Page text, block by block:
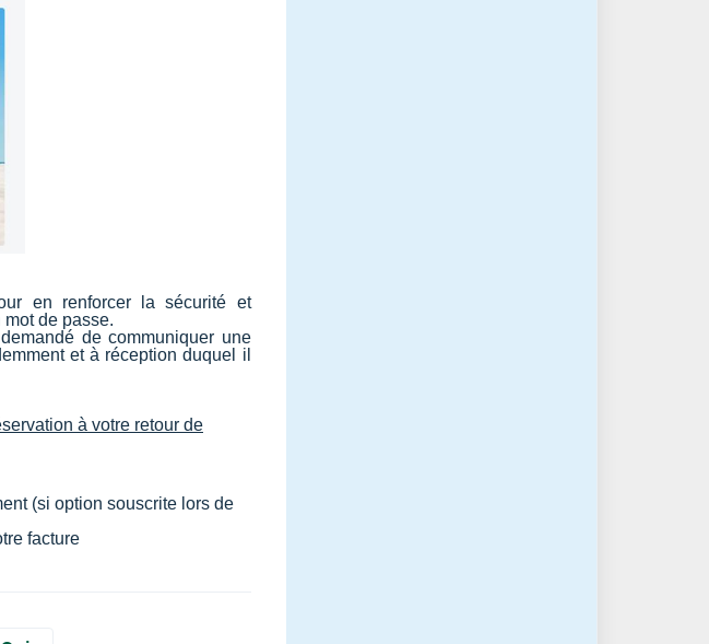
en renforcer la sécurité et
de passe.
de communiquer une
et à réception duquel il
à votre retour de
(si option souscrite lors de
facture